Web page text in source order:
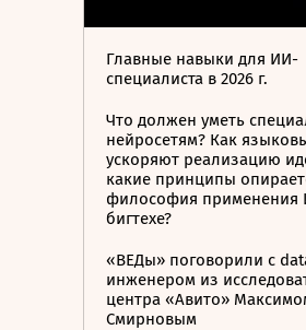
Главные навыки для ИИ-
специалиста в 2026 г.
Что должен уметь
нейросетям? Как
ускоряют реализацию
какие принципы
философия применения
бигтехе?
«ВЕДы» поговорили с
инженером из
центра «Авито»
Смирновым